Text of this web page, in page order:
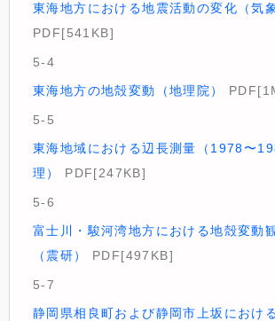
東海地方における地震活動の変化（気象
PDF[541KB]
5-4
東海地方の地殻変動（地理院）
5-5
東海地域における辺長測量（1978〜
理）
PDF[247KB]
5-6
富士川・駿河湾地方における地殻変動
（震研）
PDF[497KB]
5-7
静岡県相良町および静岡市上坂におけ